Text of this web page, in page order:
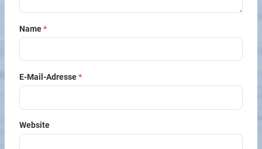
Name*
E-Mail-Adresse*
Website